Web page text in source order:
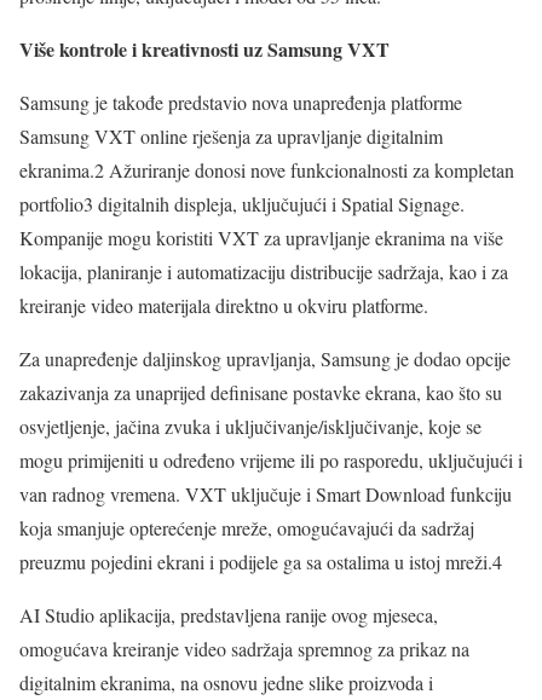
Više kontrole i kreativnosti uz Samsung VXT
Samsung je takođe predstavio nova unapređenja platforme
Samsung VXT online rješenja za upravljanje digitalnim
ekranima.2 Ažuriranje donosi nove funkcionalnosti za kompletan
portfolio3 digitalnih displeja, uključujući i Spatial Signage.
Kompanije mogu koristiti VXT za upravljanje ekranima na više
lokacija, planiranje i automatizaciju distribucije sadržaja, kao i za
kreiranje video materijala direktno u okviru platforme.
Za unapređenje daljinskog upravljanja, Samsung je dodao opcije
zakazivanja za unaprijed definisane postavke ekrana, kao što su
osvjetljenje, jačina zvuka i uključivanje/isključivanje, koje se
mogu primijeniti u određeno vrijeme ili po rasporedu, uključujući i
van radnog vremena. VXT uključuje i Smart Download funkciju
koja smanjuje opterećenje mreže, omogućavajući da sadržaj
preuzmu pojedini ekrani i podijele ga sa ostalima u istoj mreži.4
AI Studio aplikacija, predstavljena ranije ovog mjeseca,
omogućava kreiranje video sadržaja spremnog za prikaz na
digitalnim ekranima, na osnovu jedne slike proizvoda i